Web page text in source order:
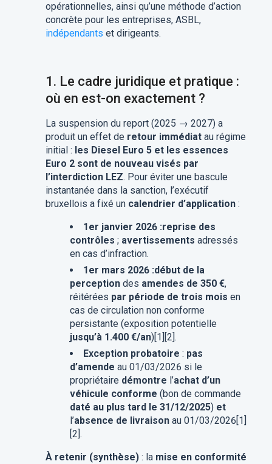
opérationnelles, ainsi qu’une méthode d’action
concrète pour les entreprises, ASBL,
indépendants et dirigeants.
1. Le cadre juridique et pratique :
où en est-on exactement ?
La suspension du report (2025 → 2027) a
produit un effet de retour immédiatau régime
initial : les Diesel Euro 5 et les essences
Euro 2 sont de nouveau visés par
l’interdiction LEZ. Pour éviter une bascule
instantanée dans la sanction, l’exécutif
bruxellois a fixé un calendrier d’application:
1er janvier 2026 :reprise des
contrôles ; avertissements adressés
en cas d’infraction.
1er mars 2026 :début de la
perceptiondes amendes de 350 €,
réitérées par période de trois mois en
cas de circulation non conforme
persistante (exposition potentielle
jusqu’à 1.400 €/an)[1][2].
Exception probatoire : pas
d’amende au 01/03/2026 si le
propriétaire démontre l’achat d’un
véhicule conforme (bon de commande
daté au plus tard le 31/12/2025) et
l’absence de livraisonau 01/03/2026[1]
[2].
À retenir (synthèse): la mise en conformité